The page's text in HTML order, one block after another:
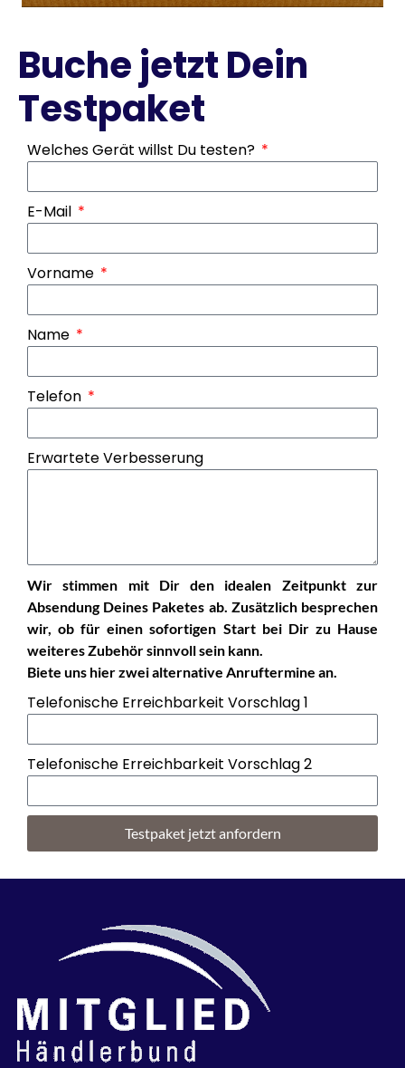
Buche jetzt Dein
Testpaket
Welches Gerät willst Du testen?
E-Mail
Vorname
Name
Telefon
Erwartete Verbesserung
Wir stimmen mit Dir den idealen Zeitpunkt zur
Absendung Deines Paketes ab. Zusätzlich besprechen
wir, ob für einen sofortigen Start bei Dir zu Hause
weiteres Zubehör sinnvoll sein kann.
Biete uns hier zwei alternative Anruftermine an.
Telefonische Erreichbarkeit Vorschlag 1
Telefonische Erreichbarkeit Vorschlag 2
Testpaket jetzt anfordern